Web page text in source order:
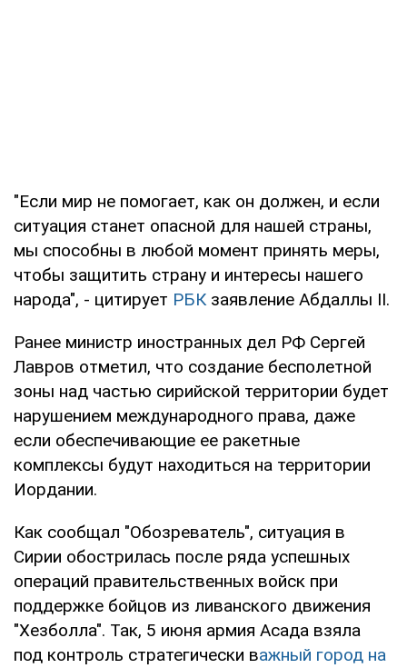
"Если мир не помогает, как он должен, и если
ситуация станет опасной для нашей страны,
мы способны в любой момент принять меры,
чтобы защитить страну и интересы нашего
народа", - цитирует РБКзаявление Абдаллы II.
Ранее министр иностранных дел РФ Сергей
Лавров отметил, что создание бесполетной
зоны над частью сирийской территории будет
нарушением международного права, даже
если обеспечивающие ее ракетные
комплексы будут находиться на территории
Иордании.
Как сообщал "Обозреватель", ситуация в
Сирии обострилась после ряда успешных
операций правительственных войск при
поддержке бойцов из ливанского движения
"Хезболла". Так, 5 июня армия Асада взяла
под контроль стратегически важный город на